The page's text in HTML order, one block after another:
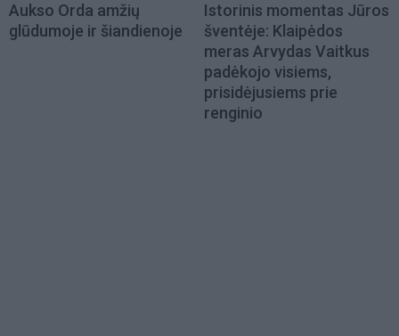
Aukso Orda amžių
glūdumoje ir šiandienoje
Istorinis momentas Jūros
šventėje: Klaipėdos
meras Arvydas Vaitkus
padėkojo visiems,
prisidėjusiems prie
renginio